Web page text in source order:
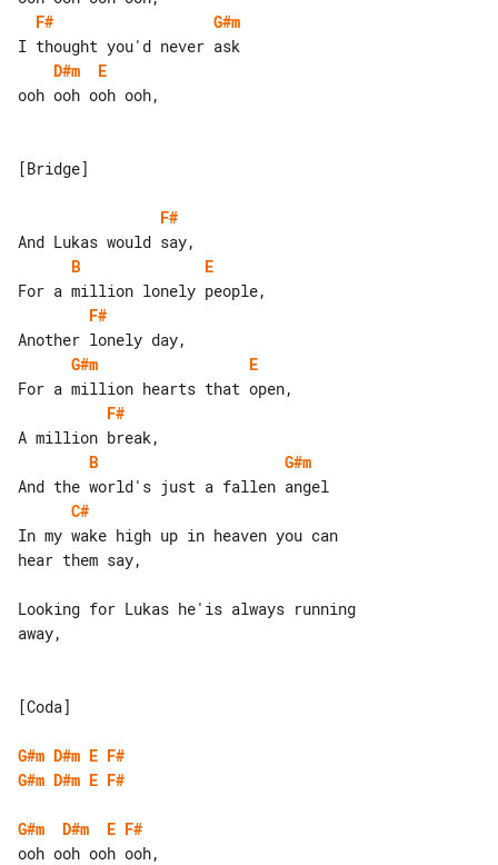
F#
G#m
D#m
E
ooh ooh ooh ooh,
[Bridge]
F#
B
E
F#
G#m
E
F#
B
G#m
C#
In my wake high up in heaven you can
hear them say,
Looking for Lukas he'is always running
away,
[Coda]
G#m D#m E F#
G#m D#m E F#
G#m D#m E F#